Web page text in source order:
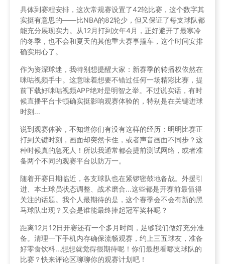
具体到赛程安排，这次常规赛设置了42轮比赛，这个数字其
实挺有意思的——比NBA的82轮少，但又保证了每支球队都
能充分展现实力。从12月打到次年4月，正好避开了最寒冷
的冬季，也不会和夏天的其他重大赛事撞车，这个时间安排
确实用心了。
作为资深球迷，我特别想提醒大家：新赛季的转播权依然在
咪咕视频手中。这意味着想要不错过任何一场精彩比赛，提
前下载好咪咕视频APP绝对是明智之举。不过说实话，有时
候直播平台卡顿确实挺影响观赛体验的，特别是在关键进球
时刻...
说到观赛体验，不知道你们有没有这样的经历：明明比赛正
打到关键时刻，画面却突然卡住，或者声音画面不同步？这
种时候真的急死人！所以我通常都会提前测试网络，或者准
备两个不同的观赛平台以防万一。
随着开赛日期临近，各支球队也在紧锣密鼓地备战。外援引
进、本土球员状态调整、战术磨合...这些都是开赛前最值得
关注的话题。我个人最期待的是，这个赛季会不会有新的黑
马球队出现？又会是谁能最终捧起冠军奖杯呢？
距离12月12日开赛还有一个多月时间，足够我们做好充分准
备。清理一下手机内存确保流畅观赛，约上三五球友，准备
好零食饮料...想想就觉得很期待呢！你们最想看哪支球队的
比赛？快来评论区聊聊你的观赛计划吧！